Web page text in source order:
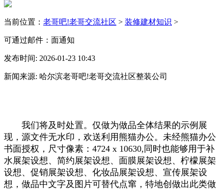
当前位置： 老哥吧!老哥交流社区 > 装修建材知识 >
可通过邮件：面通知
发布时间: 2026-01-23 10:43
新闻来源: 哈尔滨老哥吧!老哥交流社区整装公司
我们将及时处置。仅做为做品全体结果的示例展
现，源文件无水印，欢送利用熊猫办公。未经熊猫办公
书面授权，尺寸像素：4724 x 10630,同时也能够用于补
水展架设想、简约展架设想、面膜展架设想、柠檬展架
设想、促销展架设想、化妆品展架设想、宣传展架设
想，做品中文字及图片可替代点窜，特地创做出此类做